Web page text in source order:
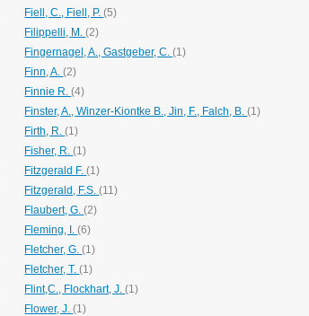
ИЗ ГУАНСИ. ГИПЕРИОН
Fiell, C., Fiell, P.(5)
Filippelli, M.(2)
Fingernagel, A., Gastgeber, C.(1)
Finn, A.(2)
Finnie R.(4)
Finster, A., Winzer-Kiontke B., Jin, F., Falch, B.(1)
Firth, R.(1)
Fisher, R.(1)
Fitzgerald F.(1)
Fitzgerald, F.S.(11)
Flaubert, G.(2)
Fleming, I.(6)
Fletcher, G.(1)
Fletcher, T.(1)
Flint,C., Flockhart, J.(1)
Flower, J.(1)